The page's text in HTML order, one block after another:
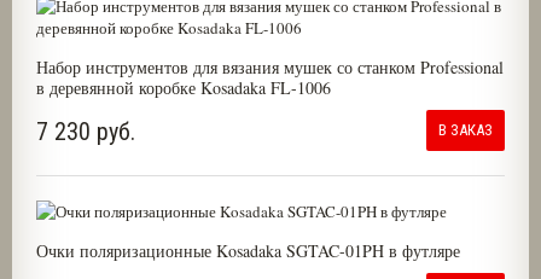
Набор инструментов для вязания мушек со станком Professional
в деревянной коробке Kosadaka FL-1006
7 230 руб. В ЗАКАЗ
Очки поляризационные Kosadaka SGTAC-01PH в футляре